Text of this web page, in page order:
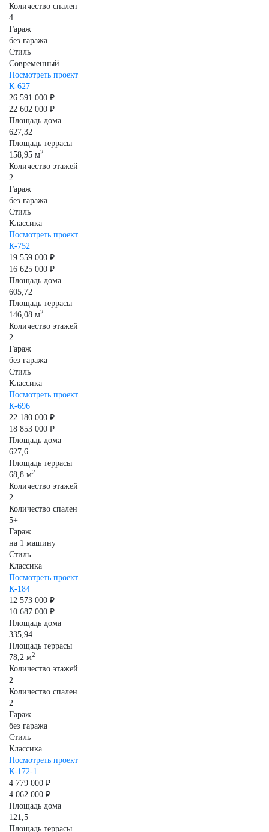
Количество спален
4
Гараж
без гаража
Стиль
Современный
Посмотреть проект
К-627
26 591 000 ₽
22 602 000 ₽
Площадь дома
627,32
Площадь террасы
158,95 м2
Количество этажей
2
Гараж
без гаража
Стиль
Классика
Посмотреть проект
К-752
19 559 000 ₽
16 625 000 ₽
Площадь дома
605,72
Площадь террасы
146,08 м2
Количество этажей
2
Гараж
без гаража
Стиль
Классика
Посмотреть проект
К-696
22 180 000 ₽
18 853 000 ₽
Площадь дома
627,6
Площадь террасы
68,8 м2
Количество этажей
2
Количество спален
5+
Гараж
на 1 машину
Стиль
Классика
Посмотреть проект
К-184
12 573 000 ₽
10 687 000 ₽
Площадь дома
335,94
Площадь террасы
78,2 м2
Количество этажей
2
Количество спален
2
Гараж
без гаража
Стиль
Классика
Посмотреть проект
К-172-1
4 779 000 ₽
4 062 000 ₽
Площадь дома
121,5
Площадь террасы